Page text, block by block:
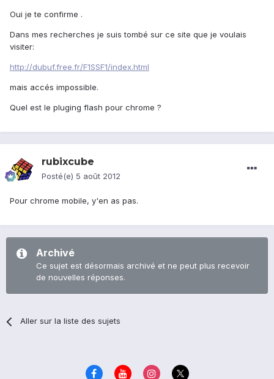
Oui je te confirme .
Dans mes recherches je suis tombé sur ce site que je voulais
visiter:
http://dubuf.free.fr/F1SSF1/index.html
mais accés impossible.
Quel est le pluging flash pour chrome ?
rubixcube
Posté(e) 5 août 2012
Pour chrome mobile, y'en as pas.
Archivé
Ce sujet est désormais archivé et ne peut plus recevoir
de nouvelles réponses.
Aller sur la liste des sujets